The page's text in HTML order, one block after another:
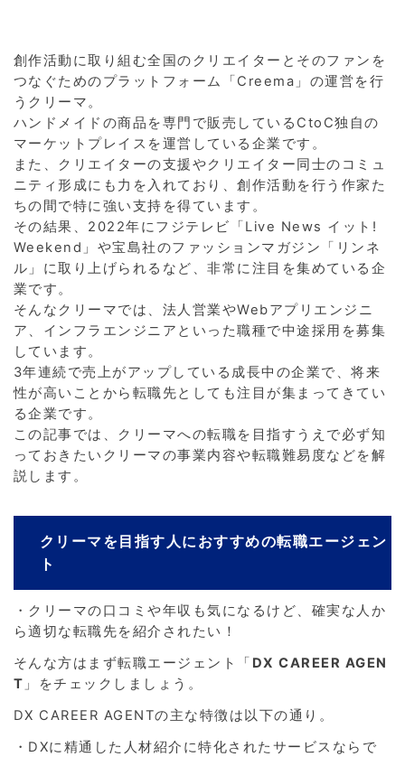
創作活動に取り組む全国のクリエイターとそのファンを
つなぐためのプラットフォーム「Creema」の運営を行
うクリーマ。
ハンドメイドの商品を専門で販売しているCtoC独自の
マーケットプレイスを運営している企業です。
また、クリエイターの支援やクリエイター同士のコミュ
ニティ形成にも力を入れており、創作活動を行う作家た
ちの間で特に強い支持を得ています。
その結果、2022年にフジテレビ「Live News イット!
Weekend」や宝島社のファッションマガジン「リンネ
ル」に取り上げられるなど、非常に注目を集めている企
業です。
そんなクリーマでは、法人営業やWebアプリエンジニ
ア、インフラエンジニアといった職種で中途採用を募集
しています。
3年連続で売上がアップしている成長中の企業で、将来
性が高いことから転職先としても注目が集まってきてい
る企業です。
この記事では、クリーマへの転職を目指すうえで必ず知
っておきたいクリーマの事業内容や転職難易度などを解
説します。
クリーマを目指す人におすすめの転職エージェン
ト
・クリーマの口コミや年収も気になるけど、確実な人か
ら適切な転職先を紹介されたい！
そんな方はまず転職エージェント「 DX CAREER AGEN
T 」をチェックしましょう。
DX CAREER AGENTの主な特徴は以下の通り。
・DXに精通した人材紹介に特化されたサービスならで